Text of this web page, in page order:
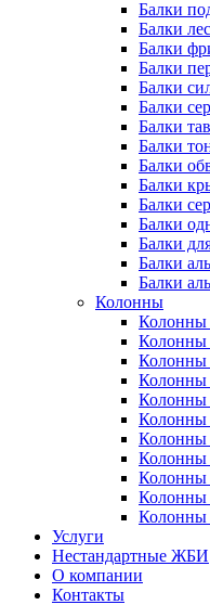
Балки
Балки
Балки
Балки
Балки
Балки
Балки
Балки
Балки
Балки
Балки
Балки
Балки
Балки
Балки
Колонны
Услуги
Нестандартные ЖБИ
О компании
Контакты